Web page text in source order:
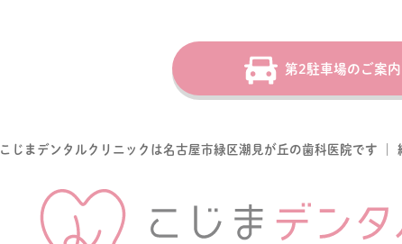
第2駐車場のご案内
こじまデンタルクリニックは名古屋市緑区潮見が丘の歯科医院です